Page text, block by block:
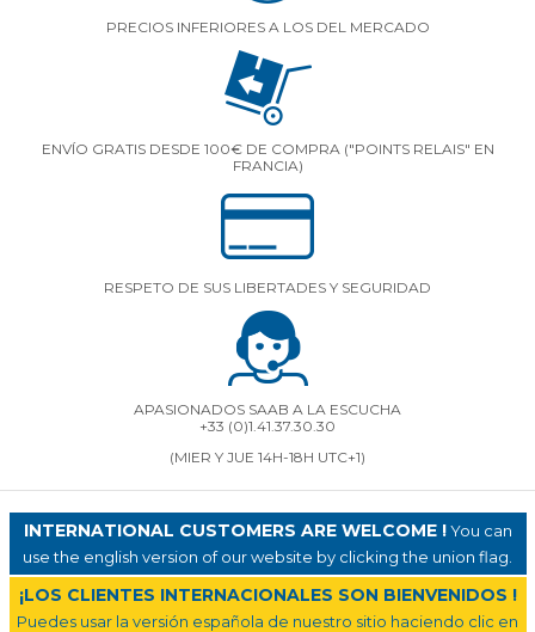
PRECIOS INFERIORES A LOS DEL MERCADO
ENVÍO GRATIS DESDE 100€ DE COMPRA ("POINTS RELAIS" EN
FRANCIA)
RESPETO DE SUS LIBERTADES Y SEGURIDAD
APASIONADOS SAAB A LA ESCUCHA
+33 (0)1.41.37.30.30
(MIER Y JUE 14H-18H UTC+1)
INTERNATIONAL CUSTOMERS ARE WELCOME !You can
use the english version of our website by clicking the union flag.
¡LOS CLIENTES INTERNACIONALES SON BIENVENIDOS !
Puedes usar la versión española de nuestro sitio haciendo clic en